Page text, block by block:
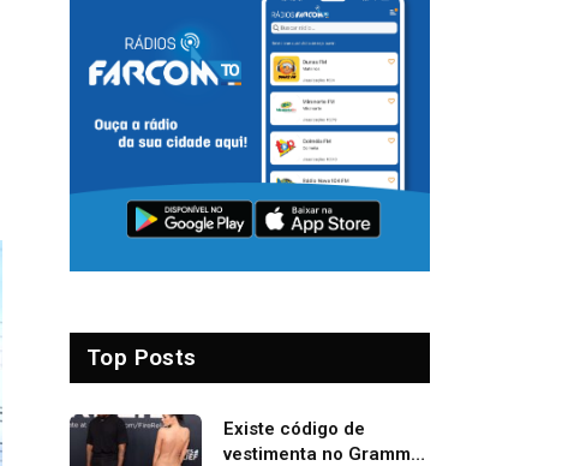
Top Posts
Existe código de
vestimenta no Grammy?